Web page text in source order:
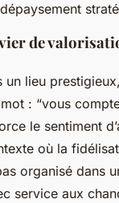
de
lieu
: “vous
le sentiment
où la
organisé dans
service aux